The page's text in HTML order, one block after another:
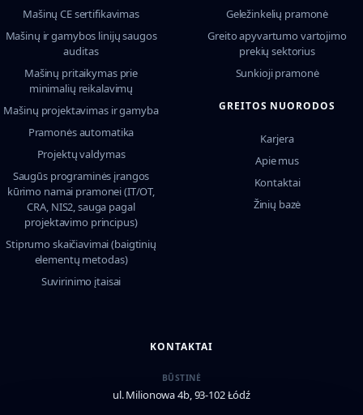
Mašinų CE sertifikavimas
Mašinų ir gamybos linijų saugos
auditas
Mašinų pritaikymas prie
minimalių reikalavimų
Mašinų projektavimas ir gamyba
Pramonės automatika
Projektų valdymas
Saugūs programinės įrangos
kūrimo namai pramonei (IT/OT,
CRA, NIS2, sauga pagal
projektavimo principus)
Stiprumo skaičiavimai (baigtinių
elementų metodas)
Suvirinimo įtaisai
Geležinkelių pramonė
Greito apyvartumo vartojimo
prekių sektorius
Sunkioji pramonė
GREITOS NUORODOS
Karjera
Apie mus
Kontaktai
Žinių bazė
KONTAKTAI
BŪSTINĖ
ul. Milionowa 4b, 93-102 Łódź